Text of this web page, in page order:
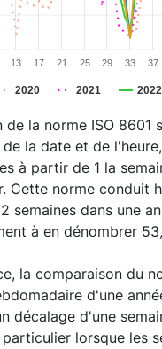
2020 2021 2022
13 25 37
17 21 29 33
chart.
la norme ISO 8601
la date et de
à partir de 1 la
Cette norme conduit
semaines dans une
à en dénombrer
la comparaison du
d'une
décalage d'une
lorsque les